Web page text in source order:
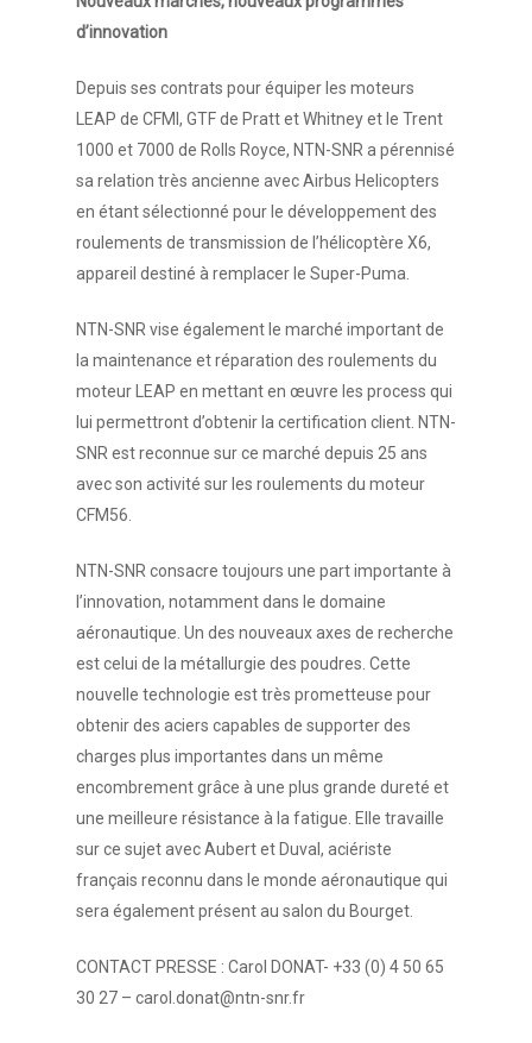
d’innovation
Depuis ses contrats pour équiper les moteurs
LEAP de CFMI, GTF de Pratt et Whitney et le Trent
1000 et 7000 de Rolls Royce, NTN-SNR a pérennisé
sa relation très ancienne avec Airbus Helicopters
en étant sélectionné pour le développement des
roulements de transmission de l’hélicoptère X6,
appareil destiné à remplacer le Super-Puma.
NTN-SNR vise également le marché important de
la maintenance et réparation des roulements du
moteur LEAP en mettant en œuvre les process qui
lui permettront d’obtenir la certification client. NTN-
SNR est reconnue sur ce marché depuis 25 ans
avec son activité sur les roulements du moteur
CFM56.
NTN-SNR consacre toujours une part importante à
l’innovation, notamment dans le domaine
aéronautique. Un des nouveaux axes de recherche
est celui de la métallurgie des poudres. Cette
nouvelle technologie est très prometteuse pour
obtenir des aciers capables de supporter des
charges plus importantes dans un même
encombrement grâce à une plus grande dureté et
une meilleure résistance à la fatigue. Elle travaille
sur ce sujet avec Aubert et Duval, aciériste
français reconnu dans le monde aéronautique qui
sera également présent au salon du Bourget.
CONTACT PRESSE : Carol DONAT- +33 (0) 4 50 65
30 27 – carol.donat@ntn-snr.fr
Nos services
Actualités
Salle de presse
Contact